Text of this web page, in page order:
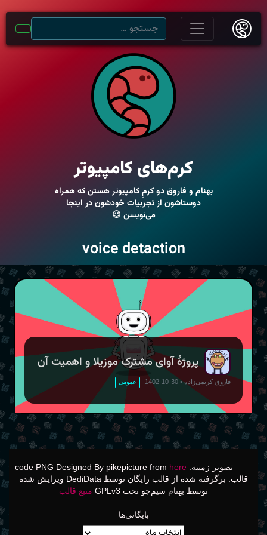
کرم‌های کامپیوتر
بهنام و فاروق دو کرمِ کامپیوتر هستن که همراه
دوستاشون از تجربیات خودشون در اینجا
می‌نویسن 😉
voice detaction
پروژهٔ آوای مشترک موزیلا و اهمیت آن
فاروق کریمی‌زاده•
30-10-1402 عمومی
تصویر زمینه: code PNG Designed By pikepicture from here
قالب: برگرفته شده از قالب رایگان توسط DediData ویرایش شده
توسط بهنام سیم‌جو تحت GPLv3
منبع قالب
بایگانی‌ها